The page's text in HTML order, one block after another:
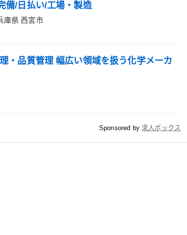
備/日払い/工場・製造
庫県 西宮市
・品質管理 幅広い領域を扱う化学メーカ
Sponsored by求人ボックス